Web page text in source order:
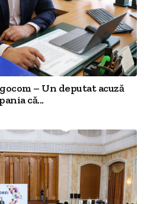
– Un deputat acuză
că...